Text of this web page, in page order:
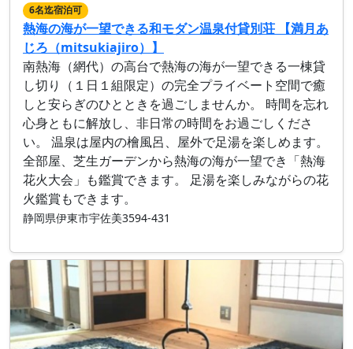
6名迄宿泊可
熱海の海が一望できる和モダン温泉付貸別荘 【満月あ
じろ（mitsukiajiro）】
南熱海（網代）の高台で熱海の海が一望できる一棟貸
し切り（１日１組限定）の完全プライベート空間で癒
しと安らぎのひとときを過ごしませんか。 時間を忘れ
心身ともに解放し、非日常の時間をお過ごしくださ
い。 温泉は屋内の檜風呂、屋外で足湯を楽しめます。
全部屋、芝生ガーデンから熱海の海が一望でき「熱海
花火大会」も鑑賞できます。 足湯を楽しみながらの花
火鑑賞もできます。
静岡県伊東市宇佐美3594-431